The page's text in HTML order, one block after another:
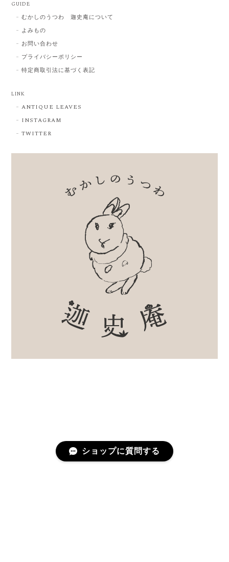
GUIDE
むかしのうつわ 迦史庵について
よみもの
お問い合わせ
プライバシーポリシー
特定商取引法に基づく表記
LINK
ANTIQUE LEAVES
INSTAGRAM
TWITTER
ショップに質問する